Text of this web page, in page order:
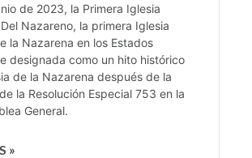
de 2023, la Primera Iglesia
Nazareno, la primera Iglesia
la Nazarena en los Estados
designada como un hito histórico
de la Nazarena después de la
la Resolución Especial 753 en la
General.
»